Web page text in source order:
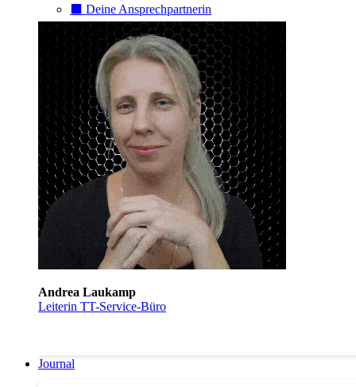
⬛️ Deine Ansprechpartnerin
Andrea Laukamp
Leiterin TT-Service-Büro
Journal